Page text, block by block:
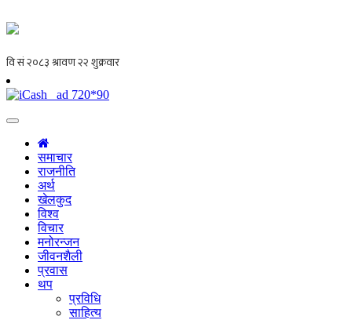
समाचार
राजनीति
अर्थ
खेलकुद
विश्व
विचार
मनोरन्जन
जीवनशैली
प्रवास
थप
प्रविधि
साहित्य